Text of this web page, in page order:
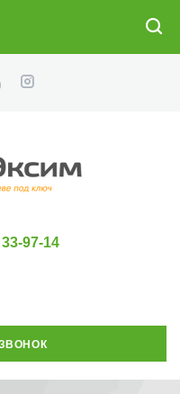
97-14